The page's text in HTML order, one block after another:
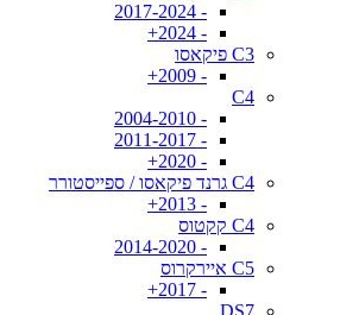
- 2017-2024
- 2024+
C3 פיקאסו
- 2009+
C4
- 2004-2010
- 2011-2017
- 2020+
C4 גרנד פיקאסו / ספייסטורר
- 2013+
C4 קקטוס
- 2014-2020
C5 איירקרוס
- 2017+
DS7